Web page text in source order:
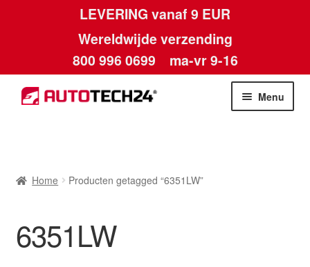
LEVERING vanaf 9 EUR
Wereldwijde verzending
800 996 0699 ma-vr 9-16
Ga
door
Ga
naar
Menu
Betalingen
Home Producten getagged “6351LW”
6351LW